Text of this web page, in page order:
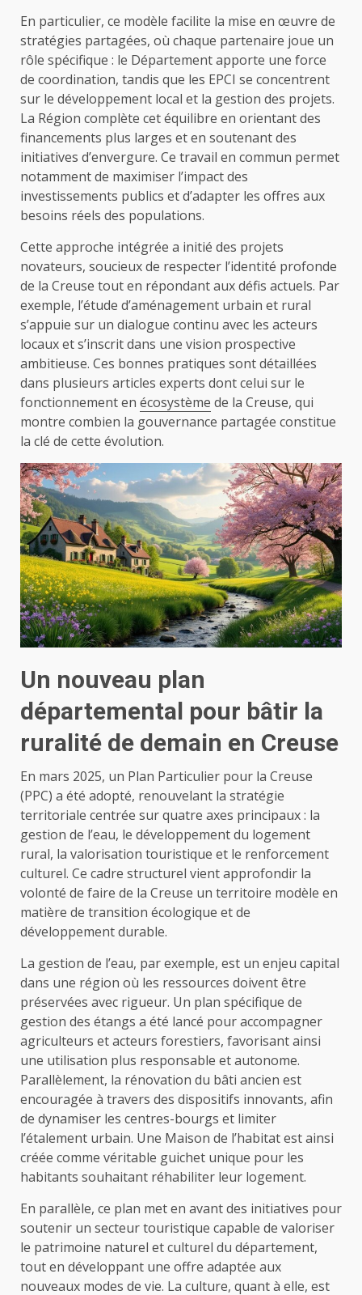
En particulier, ce modèle facilite la mise en œuvre de
stratégies partagées, où chaque partenaire joue un
rôle spécifique : le Département apporte une force
de coordination, tandis que les EPCI se concentrent
sur le développement local et la gestion des projets.
La Région complète cet équilibre en orientant des
financements plus larges et en soutenant des
initiatives d’envergure. Ce travail en commun permet
notamment de maximiser l’impact des
investissements publics et d’adapter les offres aux
besoins réels des populations.
Cette approche intégrée a initié des projets
novateurs, soucieux de respecter l’identité profonde
de la Creuse tout en répondant aux défis actuels. Par
exemple, l’étude d’aménagement urbain et rural
s’appuie sur un dialogue continu avec les acteurs
locaux et s’inscrit dans une vision prospective
ambitieuse. Ces bonnes pratiques sont détaillées
dans plusieurs articles experts dont celui sur le
fonctionnement en écosystème de la Creuse, qui
montre combien la gouvernance partagée constitue
la clé de cette évolution.
Un nouveau plan
départemental pour bâtir la
ruralité de demain en Creuse
En mars 2025, un Plan Particulier pour la Creuse
(PPC) a été adopté, renouvelant la stratégie
territoriale centrée sur quatre axes principaux : la
gestion de l’eau, le développement du logement
rural, la valorisation touristique et le renforcement
culturel. Ce cadre structurel vient approfondir la
volonté de faire de la Creuse un territoire modèle en
matière de transition écologique et de
développement durable.
La gestion de l’eau, par exemple, est un enjeu capital
dans une région où les ressources doivent être
préservées avec rigueur. Un plan spécifique de
gestion des étangs a été lancé pour accompagner
agriculteurs et acteurs forestiers, favorisant ainsi
une utilisation plus responsable et autonome.
Parallèlement, la rénovation du bâti ancien est
encouragée à travers des dispositifs innovants, afin
de dynamiser les centres-bourgs et limiter
l’étalement urbain. Une Maison de l’habitat est ainsi
créée comme véritable guichet unique pour les
habitants souhaitant réhabiliter leur logement.
En parallèle, ce plan met en avant des initiatives pour
soutenir un secteur touristique capable de valoriser
le patrimoine naturel et culturel du département,
tout en développant une offre adaptée aux
nouveaux modes de vie. La culture, quant à elle, est